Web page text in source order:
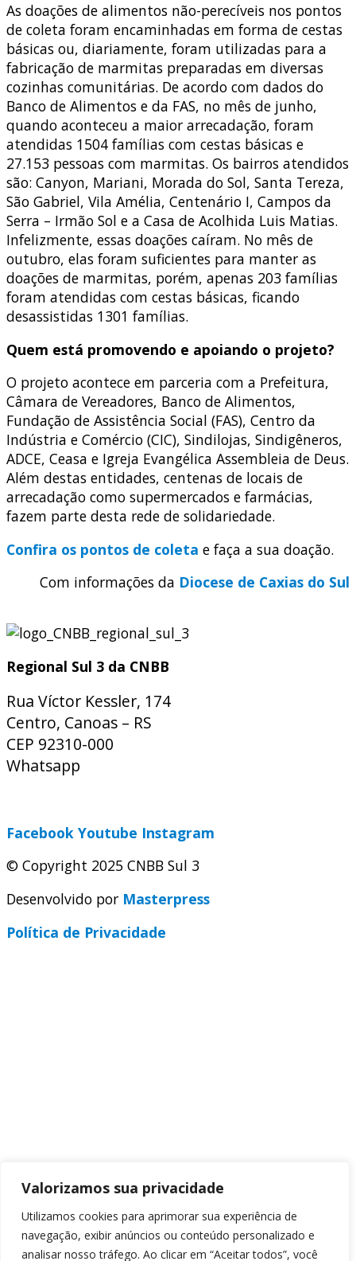
Valorizamos sua privacidade
Utilizamos cookies para aprimorar sua experiência de
navegação, exibir anúncios ou conteúdo personalizado e
analisar nosso tráfego. Ao clicar em “Aceitar todos”, você
As doações de alimentos não-perecíveis nos pontos
de coleta foram encaminhadas em forma de cestas
básicas ou, diariamente, foram utilizadas para a
fabricação de marmitas preparadas em diversas
cozinhas comunitárias. De acordo com dados do
Banco de Alimentos e da FAS, no mês de junho,
quando aconteceu a maior arrecadação, foram
atendidas 1504 famílias com cestas básicas e
27.153 pessoas com marmitas. Os bairros atendidos
são: Canyon, Mariani, Morada do Sol, Santa Tereza,
São Gabriel, Vila Amélia, Centenário I, Campos da
Serra – Irmão Sol e a Casa de Acolhida Luis Matias.
Infelizmente, essas doações caíram. No mês de
outubro, elas foram suficientes para manter as
doações de marmitas, porém, apenas 203 famílias
foram atendidas com cestas básicas, ficando
desassistidas 1301 famílias.
Quem está promovendo e apoiando o projeto?
O projeto acontece em parceria com a Prefeitura,
Câmara de Vereadores, Banco de Alimentos,
Fundação de Assistência Social (FAS), Centro da
Indústria e Comércio (CIC), Sindilojas, Sindigêneros,
ADCE, Ceasa e Igreja Evangélica Assembleia de Deus.
Além destas entidades, centenas de locais de
arrecadação como supermercados e farmácias,
fazem parte desta rede de solidariedade.
Confira os pontos de coleta e faça a sua doação.
Com informações da Diocese de Caxias do Sul
Regional Sul 3 da CNBB
Rua Víctor Kessler, 174
Centro, Canoas – RS
CEP 92310-000
Whatsapp
Facebook Youtube Instagram
© Copyright 2025 CNBB Sul 3
Desenvolvido por Masterpress
Política de Privacidade